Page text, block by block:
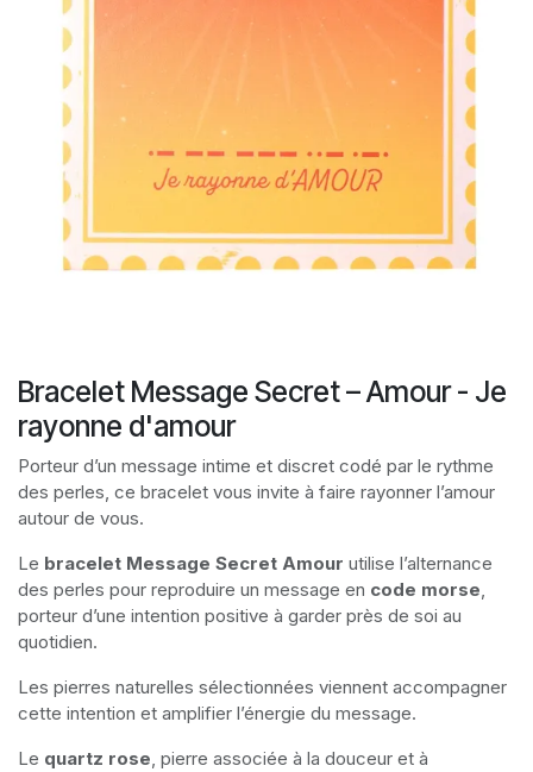
Bracelet Message Secret – Amour - Je
rayonne d'amour
Porteur d’un message intime et discret codé par le rythme
des perles, ce bracelet vous invite à faire rayonner l’amour
autour de vous.
Le bracelet Message Secret Amour utilise l’alternance
des perles pour reproduire un message en code morse,
porteur d’une intention positive à garder près de soi au
quotidien.
Les pierres naturelles sélectionnées viennent accompagner
cette intention et amplifier l’énergie du message.
Le quartz rose, pierre associée à la douceur et à